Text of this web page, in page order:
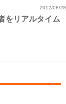
をリアルタイム
2012/08/28